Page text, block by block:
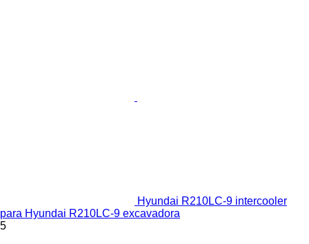
Hyundai R210LC-9 intercooler
para Hyundai R210LC-9 excavadora
5